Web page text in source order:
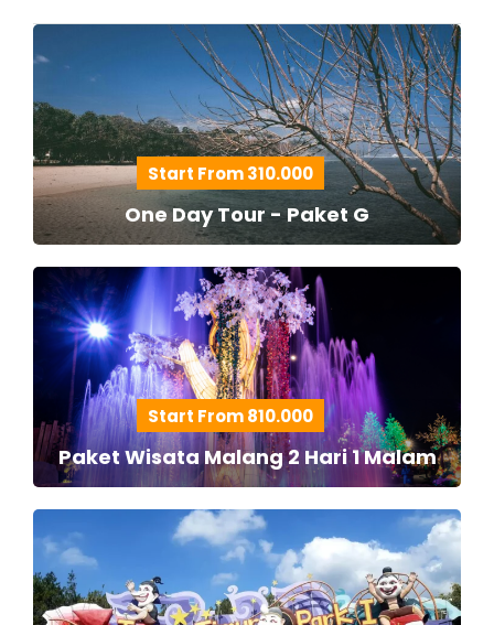
Start From 310.000
One Day Tour - Paket G
Start From 810.000
Paket Wisata Malang 2 Hari 1 Malam